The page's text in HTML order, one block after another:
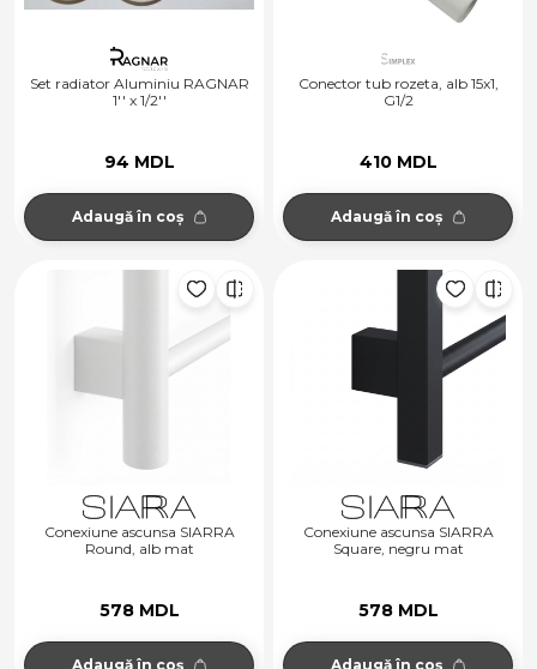
Set radiator Aluminiu RAGNAR
1'' x 1/2''
94 MDL
Adaugă în coș
Conector tub rozeta, alb 15x1,
G1/2
410 MDL
Adaugă în coș
Conexiune ascunsa SIARRA
Round, alb mat
578 MDL
Adaugă în coș
Conexiune ascunsa SIARRA
Square, negru mat
578 MDL
Adaugă în coș